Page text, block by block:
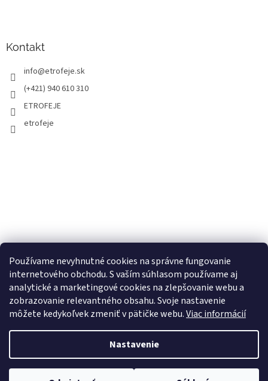
Používame nevyhnutné cookies na správne fungovanie
internetového obchodu. S vaším súhlasom používame aj
analytické a marketingové cookies na zlepšovanie webu a
zobrazovanie relevantného obsahu. Svoje nastavenie
môžete kedykoľvek zmeniť v pätičke webu.Viac informácií
Nastavenie
Kontakt
info@etrofeje.sk
(+421) 940 610 310
ETROFEJE
etrofeje
Copyright 2026ETROFEJE.sk. Všetky práva vyhradené.Upraviť